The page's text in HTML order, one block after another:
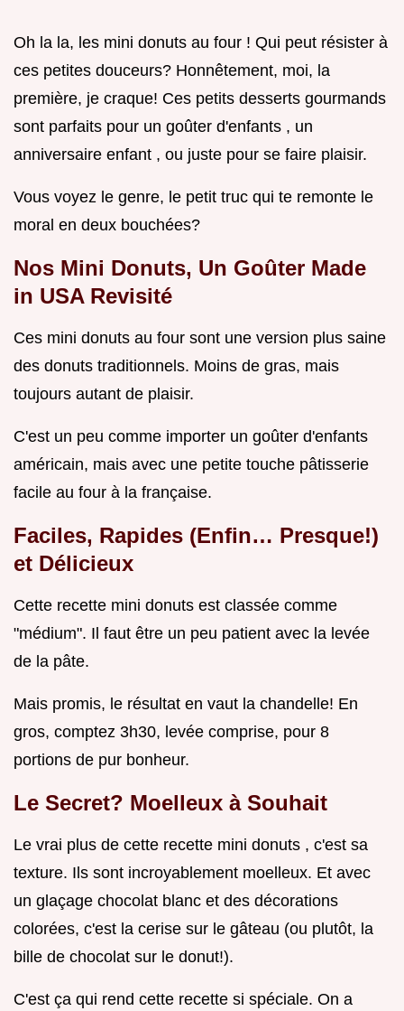
Oh la la, les mini donuts au four ! Qui peut résister à
ces petites douceurs? Honnêtement, moi, la
première, je craque! Ces petits desserts gourmands
sont parfaits pour un goûter d'enfants , un
anniversaire enfant , ou juste pour se faire plaisir.
Vous voyez le genre, le petit truc qui te remonte le
moral en deux bouchées?
Nos Mini Donuts, Un Goûter Made
in USA Revisité
Ces mini donuts au four sont une version plus saine
des donuts traditionnels. Moins de gras, mais
toujours autant de plaisir.
C'est un peu comme importer un goûter d'enfants
américain, mais avec une petite touche pâtisserie
facile au four à la française.
Faciles, Rapides (Enfin… Presque!)
et Délicieux
Cette recette mini donuts est classée comme
"médium". Il faut être un peu patient avec la levée
de la pâte.
Mais promis, le résultat en vaut la chandelle! En
gros, comptez 3h30, levée comprise, pour 8
portions de pur bonheur.
Le Secret? Moelleux à Souhait
Le vrai plus de cette recette mini donuts , c'est sa
texture. Ils sont incroyablement moelleux. Et avec
un glaçage chocolat blanc et des décorations
colorées, c'est la cerise sur le gâteau (ou plutôt, la
bille de chocolat sur le donut!).
C'est ça qui rend cette recette si spéciale. On a